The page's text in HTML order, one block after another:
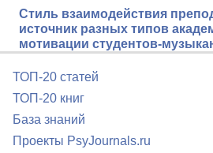
Стиль взаимодействия
источник разных типов
мотивации студентов-
ТОП-20 статей
ТОП-20 книг
База знаний
Проекты PsyJournals.ru